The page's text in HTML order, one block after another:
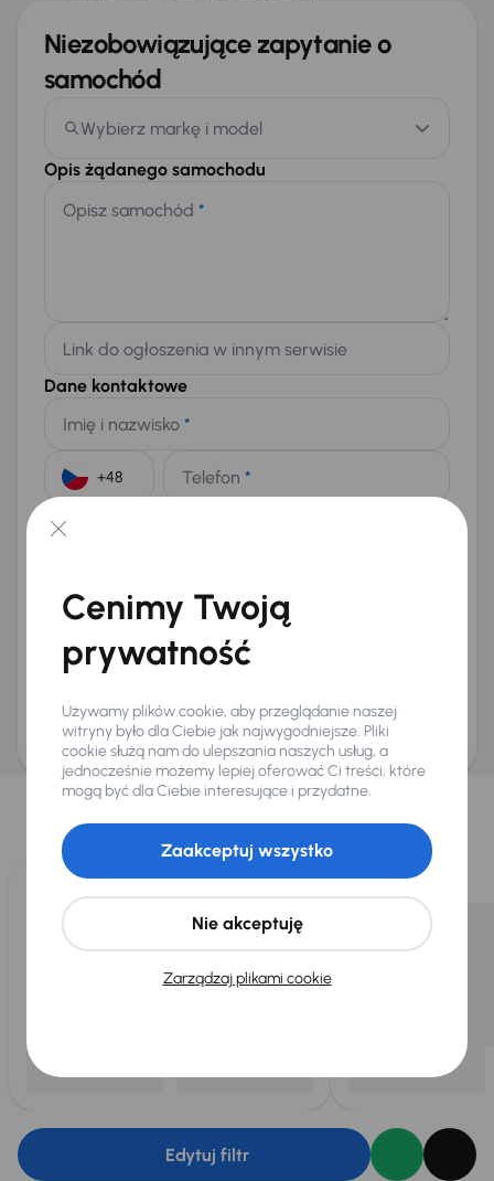
Niezobowiązujące zapytanie o
samochód
Wybierz markę i model
Opis żądanego samochodu
Opisz samochód *
Link do ogłoszenia w innym serwisie
Dane kontaktowe
Imię i nazwisko *
Telefon *
E-mail
Na numer telefonu (opcjonalnie)
Wyślij zapytanie
ani zagwarantowaną dostępnością pojazdu. AURES Holdings a.s., z siedzibą
Dopraváků 874/15, Čimice, 184 00 Praga 8, będzie przechowywać i przetwarzać
Twoje dane osobowe zgodnie z zasadami ochrony i przetwarzaniadanych
osobowych
Wybraliśmy dla Ciebie
Wybieramy dla Ciebienajlepsze pojazdyz naszej oferty. Kupimy
dla Ciebiedo 400 pojazdówkażdego dnia.
Edytuj filtr
Cenimy Twoją
prywatność
Używamy plików cookie, aby przeglądanie naszej
witryny było dla Ciebie jak najwygodniejsze. Pliki
cookie służą nam do ulepszania naszych usług, a
jednocześnie możemy lepiej oferować Ci treści, które
mogą być dla Ciebie interesujące i przydatne.
Zarządzaj plikami cookie
Nie akceptuję
Zaakceptuj wszystko